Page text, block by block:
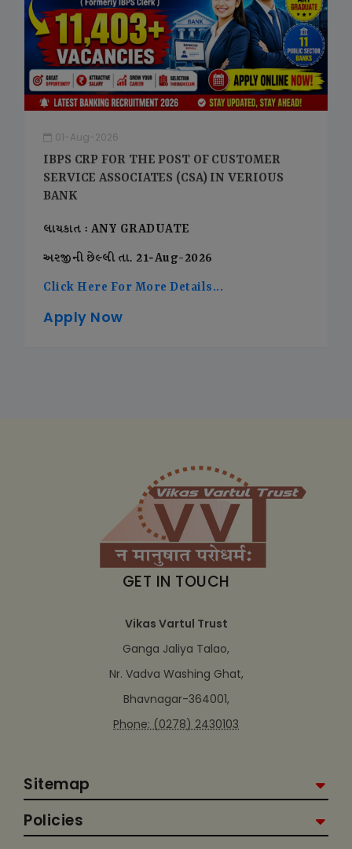
01-Aug-2026
IBPS CRP FOR THE POST OF CUSTOMER
SERVICE ASSOCIATES (CSA) IN VERIOUS
BANK
લાયકાત : ANY GRADUATE
અરજીની છેલ્લી તા. 21-Aug-2026
Click Here For More Details...
Apply Now
GET IN TOUCH
Vikas Vartul Trust
Ganga Jaliya Talao,
Nr. Vadva Washing Ghat,
Bhavnagar-364001,
Phone: (0278) 2430103
Sitemap
Policies